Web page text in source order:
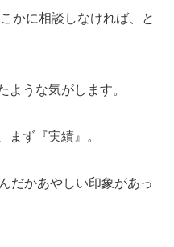
かに相談しなければ、と
ような気がします。
まず『実績』。
だかあやしい印象があっ